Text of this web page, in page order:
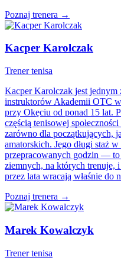
Poznaj trenera →
Kacper Karolczak
Trener tenisa
Kacper Karolczak jest jednym
instruktorów Akademii OTC
przy Okęciu od ponad 15 lat.
częścią tenisowej
zarówno dla początkujących,
amatorskich. Jego długi staż
przepracowanych godzin — to
ziemnych, na których trenuje,
przez lata wracają właśnie do
Poznaj trenera →
Marek Kowalczyk
Trener tenisa